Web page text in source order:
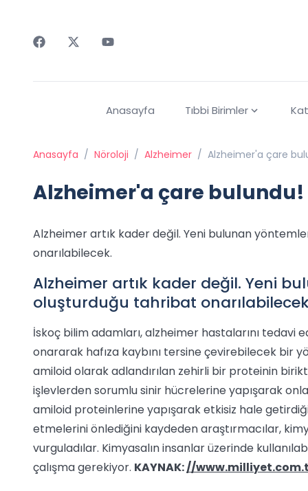
Anasayfa Tıbbi Birimler
Anasayfa / Nöroloji / Alzheimer / Alzheimer'a çare
Alzheimer'a çare bulundu!
Alzheimer artık kader değil. Yeni bulunan
onarılabilecek.
Alzheimer artık kader değil. Yeni
oluşturduğu tahribat
İskoç bilim adamları, alzheimer hastalarını tedavi
onararak hafıza kaybını tersine çevirebilecek bir
amiloid olarak adlandırılan zehirli bir proteinin
işlevlerden sorumlu sinir hücrelerine yapışarak
amiloid proteinlerine yapışarak etkisiz hale
etmelerini önlediğini kaydeden araştırmacılar,
vurguladılar. Kimyasalın insanlar üzerinde
çalışma gerekiyor. KAYNAK://